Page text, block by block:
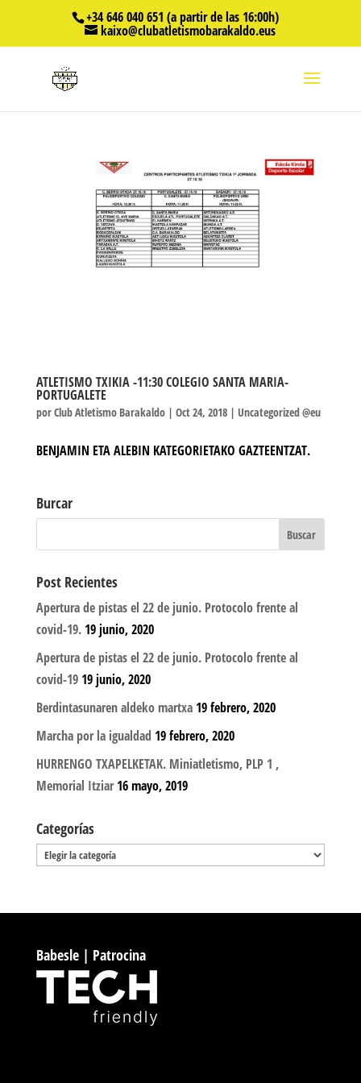
+34 646 040 651 (a partir de las 16:00h)
kaixo@clubatletismobarakaldo.eus
ATLETISMO TXIKIA -11:30 COLEGIO SANTA MARIA-
PORTUGALETE
porClub Atletismo Barakaldo| Oct 24, 2018| Uncategorized @eu
BENJAMIN ETA ALEBIN KATEGORIETAKO GAZTEENTZAT.
Burcar
Post Recientes
Apertura de pistas el 22 de junio. Protocolo frente al
covid-19. 19 junio, 2020
Apertura de pistas el 22 de junio. Protocolo frente al
covid-19 19 junio, 2020
Berdintasunaren aldeko martxa 19 febrero, 2020
Marcha por la igualdad 19 febrero, 2020
HURRENGO TXAPELKETAK. Miniatletismo, PLP 1 ,
Memorial Itziar 16 mayo, 2019
Categorías
Categorías
Babesle | Patrocina